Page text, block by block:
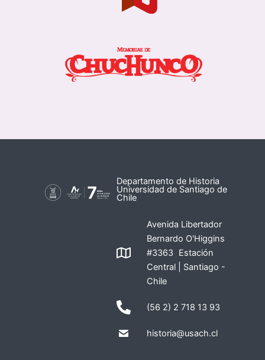
Departamento de Historia
Universidad de Santiago de
Chile
Avenida Libertador
Bernardo O'Higgins
#3363 Estación
Central | Santiago -
Chile
(56 2) 2 718 13 93
historia@usach.cl